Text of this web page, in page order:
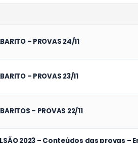
– PROVAS 24/11
– PROVAS 23/11
– PROVAS 22/11
2023 – Conteúdos das provas –